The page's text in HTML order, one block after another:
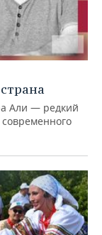
Али — редкий